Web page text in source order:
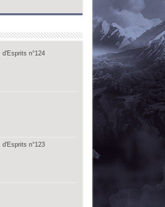
d'Esprits n°124
d'Esprits n°123